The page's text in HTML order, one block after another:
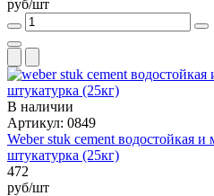
руб/шт
В наличии
Артикул: 0849
Weber stuk cement водостойкая и
штукатурка (25кг)
472
руб/шт